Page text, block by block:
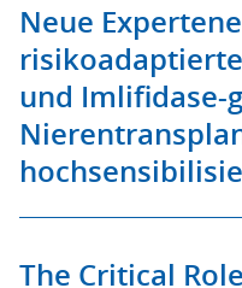
Neue
und Imlifidase-
The Critical